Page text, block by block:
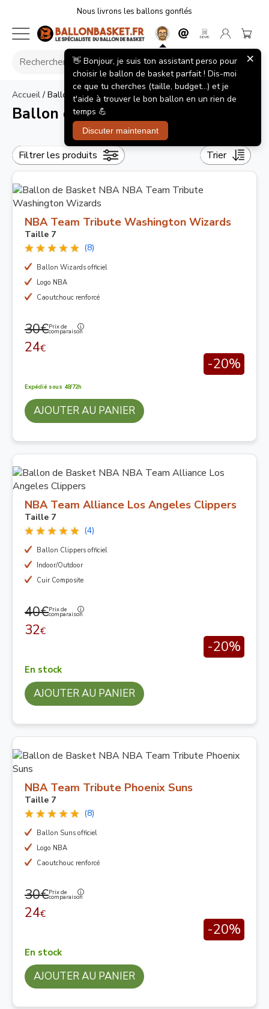
Nous livrons les ballons gonflés
Accueil/ Ballon de Basket NBA
Ballon de Basket NBA
Filtrer les produits Trier
NBA Team Tribute Washington Wizards
Taille 7
(8)
Ballon Wizards officiel
Logo NBA
Caoutchouc renforcé
30€Prix de
comparaison
24€
-20%
Expédié sous 48/72h
AJOUTER AU PANIER
NBA Team Alliance Los Angeles Clippers
Taille 7
(4)
Ballon Clippers officiel
Indoor/Outdoor
Cuir Composite
40€Prix de
comparaison
32€
-20%
En stock
AJOUTER AU PANIER
NBA Team Tribute Phoenix Suns
Taille 7
(8)
Ballon Suns officiel
Logo NBA
Caoutchouc renforcé
30€Prix de
comparaison
24€
-20%
En stock
AJOUTER AU PANIER
👋 Bonjour, je suis ton assistant perso pour
choisir le ballon de basket parfait ! Dis-moi
ce que tu cherches (taille, budget...) et je
t'aide à trouver le bon ballon en un rien de
temps 💪
Discuter maintenant
×